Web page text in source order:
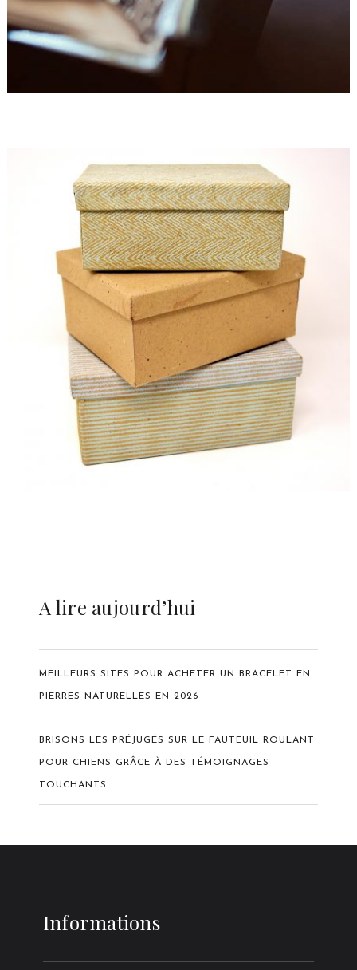
A lire aujourd’hui
MEILLEURS SITES POUR ACHETER UN BRACELET EN
PIERRES NATURELLES EN 2026
BRISONS LES PRÉJUGÉS SUR LE FAUTEUIL ROULANT
POUR CHIENS GRÂCE À DES TÉMOIGNAGES
TOUCHANTS
Informations